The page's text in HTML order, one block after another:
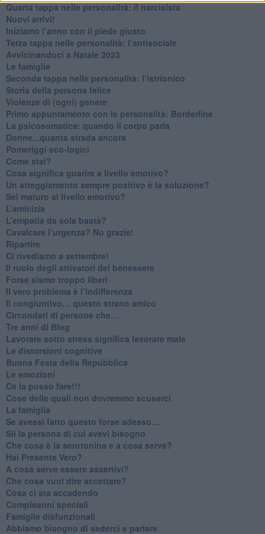
Quarta tappa nelle personalità: il narcisista
​Nuovi arrivi!
​Iniziamo l’anno con il piede giusto
​Terza tappa nelle personalità: l’antisociale
​Avvicinandoci a Natale 2023
Le famiglie
Seconda tappa nelle personalità: l’istrionico
​Storia della persona felice
Violenze di (ogni) genere
​Primo appuntamento con le personalità: Borderline
La psicosomatica: quando il corpo parla
Donne...quanta strada ancora
​Pomeriggi eco-logici
​Come stai?
Cosa significa guarire a livello emotivo?
​Un atteggiamento sempre positivo è la soluzione?
​Sei maturo al livello emotivo?
​L’amicizia
​L’empatia da sola basta?
​Cavalcare l’urgenza? No grazie!
Ripartire
​Ci rivediamo a settembre!
​Il ruolo degli attivatori del benessere
​Forse siamo troppo liberi
​Il vero problema è l’indifferenza
​Il congiuntivo… questo strano amico
​Circondati di persone che…
​Tre anni di Blog
​Lavorare sotto stress significa lavorare male
​Le distorsioni cognitive
​Buona Festa della Repubblica
Le emozioni
​Ce la posso fare!!!
​Cose delle quali non dovremmo scusarci
​La famiglia
​Se avessi fatto questo forse adesso…
​Sii la persona di cui avevi bisogno
Che cosa è la serotonina e a cosa serve?
​Hai Presente Vero?
A cosa serve essere assertivi?
​Che cosa vuol dire accettare?
​Cosa ci sta accadendo
​Compleanni speciali
​Famiglie disfunzionali
​Abbiamo bisogno di sederci e parlare